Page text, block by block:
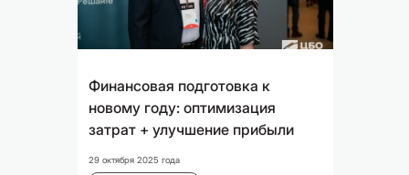
Финансовая подготовка к
новому году: оптимизация
затрат + улучшение прибыли
29 октября 2025 года